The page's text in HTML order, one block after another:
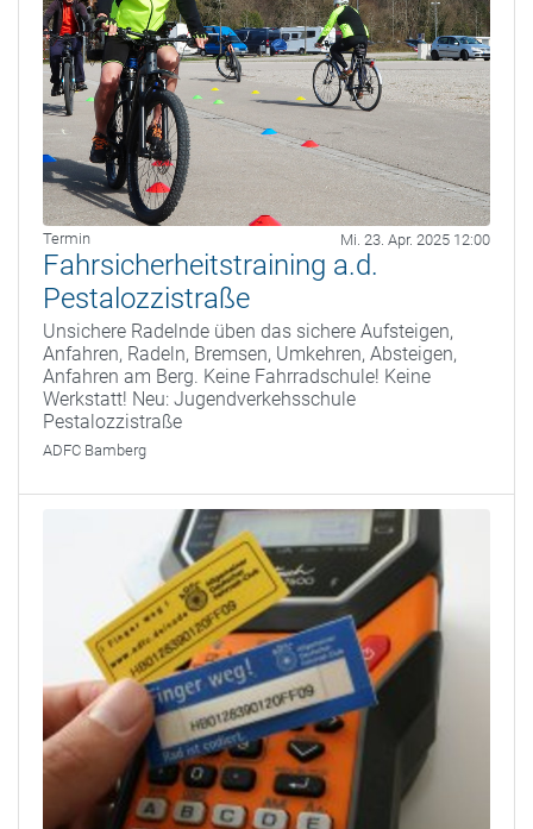
Termin Mi. 23. Apr. 2025 12:00
Fahrsicherheitstraining a.d.
Pestalozzistraße
Unsichere Radelnde üben das sichere Aufsteigen,
Anfahren, Radeln, Bremsen, Umkehren, Absteigen,
Anfahren am Berg. Keine Fahrradschule! Keine
Werkstatt! Neu: Jugendverkehsschule
Pestalozzistraße
ADFC Bamberg